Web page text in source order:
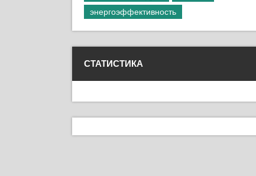
энергоэффективность
СТАТИСТИКА